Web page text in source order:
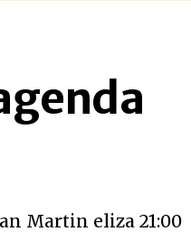
Martin eliza 21:00